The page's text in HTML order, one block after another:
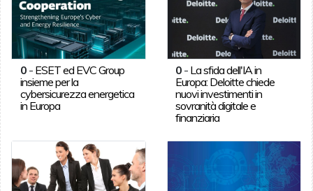
0- ESET ed EVC Group
insieme per la
cybersicurezza energetica
in Europa
0 - La sfida dell'IA in
Europa: Deloitte chiede
nuovi investimenti in
sovranità digitale e
finanziaria